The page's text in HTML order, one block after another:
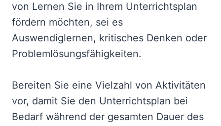
von Lernen Sie in Ihrem Unterrichtsplan
fördern möchten, sei es
Auswendiglernen, kritisches Denken oder
Problemlösungsfähigkeiten.
Bereiten Sie eine Vielzahl von Aktivitäten
vor, damit Sie den Unterrichtsplan bei
Bedarf während der gesamten Dauer des